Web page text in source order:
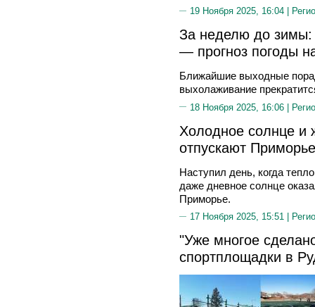
19 Ноября 2025, 16:04 |
За неделю до
— прогноз погоды
Ближайшие выходные
выхолаживание
18 Ноября 2025, 16:06 |
Холодное солнце и
отпускают
Наступил день, когда
даже дневное солнце
Приморье.
17 Ноября 2025, 15:51 |
"Уже многое
спортплощадки в